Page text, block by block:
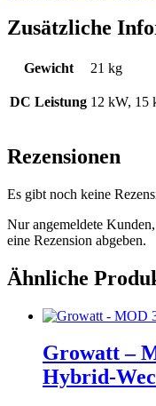
Zusätzliche
Gewicht 21 kg
DC Leistung 12 kW, 15
Rezensionen
Es gibt noch keine
Nur angemeldete
eine Rezension abgeben.
Ähnliche
Growatt –
Hybrid-